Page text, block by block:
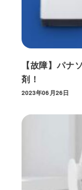
【故障】パナ
剤！
2023年06月26日